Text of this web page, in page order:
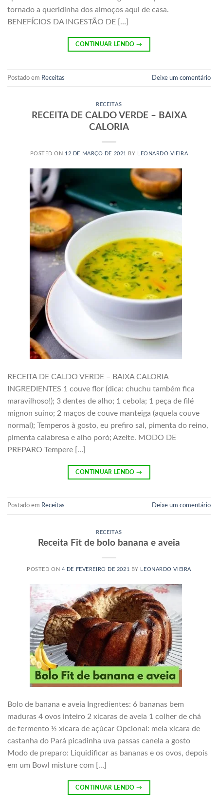
tornado a queridinha dos almoços aqui de casa.
BENEFÍCIOS DA INGESTÃO DE […]
CONTINUAR LENDO→
Postado em Receitas Deixe um comentário
RECEITAS
RECEITA DE CALDO VERDE – BAIXA
CALORIA
POSTED ON 12 DE MARÇO DE 2021 BY LEONARDO VIEIRA
RECEITA DE CALDO VERDE – BAIXA CALORIA
INGREDIENTES 1 couve flor (dica: chuchu também fica
maravilhoso!); 3 dentes de alho; 1 cebola; 1 peça de filé
mignon suíno; 2 maços de couve manteiga (aquela couve
normal); Temperos à gosto, eu prefiro sal, pimenta do reino,
pimenta calabresa e alho poró; Azeite. MODO DE
PREPARO Tempere […]
CONTINUAR LENDO→
Postado em Receitas Deixe um comentário
RECEITAS
Receita Fit de bolo banana e aveia
POSTED ON 4 DE FEVEREIRO DE 2021 BY LEONARDO VIEIRA
Bolo de banana e aveia Ingredientes: 6 bananas bem
maduras 4 ovos inteiro 2 xícaras de aveia 1 colher de chá
de fermento ½ xícara de açúcar Opcional: meia xícara de
castanha do Pará picadinha uva passas canela a gosto
Modo de preparo: Liquidificar as bananas e os ovos, depois
em um Bowl misture com […]
CONTINUAR LENDO→